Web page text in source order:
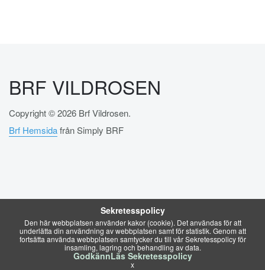
BRF VILDROSEN
Copyright © 2026 Brf Vildrosen.
Brf Hemsidafrån Simply BRF
Sekretesspolicy
Den här webbplatsen använder kakor (cookie). Det användas för att
underlätta din användning av webbplatsen samt för statistik. Genom att
fortsätta använda webbplatsen samtycker du till vår Sekretesspolicy för
insamling, lagring och behandling av data.
GodkännLäs Sekretesspolicy
x